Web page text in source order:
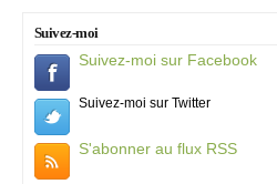
Suivez-moi
Suivez-moi sur Facebook
Suivez-moi sur Twitter
S'abonner au flux RSS